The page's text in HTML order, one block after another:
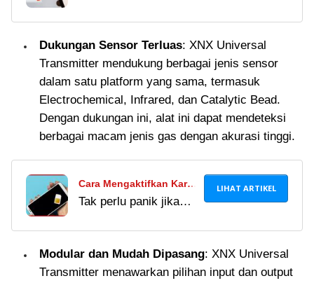
anti-ketahuan. Cara ini
bisa dilakukan secara
jarak jauh, tapi
berisiko!
Dukungan Sensor Terluas: XNX Universal
Transmitter mendukung berbagai jenis sensor
dalam satu platform yang sama, termasuk
Electrochemical, Infrared, dan Catalytic Bead.
Dengan dukungan ini, alat ini dapat mendeteksi
berbagai macam jenis gas dengan akurasi tinggi.
Cara Mengaktifkan Kartu
SIM yang Terblokir 2024,
Tak perlu panik jika
masa tenggang
terlewat. Simak cara
LIHAT ARTIKEL
Modular dan Mudah Dipasang: XNX Universal
Transmitter menawarkan pilihan input dan output